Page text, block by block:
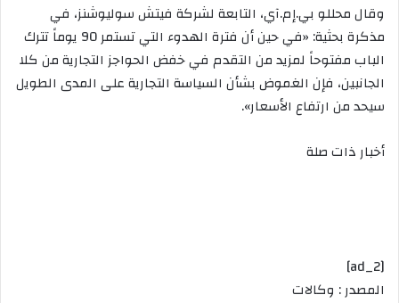
وقال محللو بي.إم.آي، التابعة لشركة فيتش سوليوشنز، في
مذكرة بحثية: «في حين أن فترة الهدوء التي تستمر 90 يوماً تترك
الباب مفتوحاً لمزيد من التقدم في خفض الحواجز التجارية من كلا
الجانبين، فإن الغموض بشأن السياسة التجارية على المدى الطويل
سيحد من ارتفاع الأسعار».
أخبار ذات صلة
[ad_2]
المصدر : وكالات